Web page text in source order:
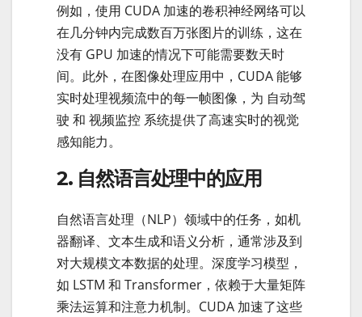
例如，使用 CUDA 加速的卷积神经网络可以
在几分钟内完成数百万张图片的训练，这在
没有 GPU 加速的情况下可能需要数天时
间。此外，在图像处理应用中，CUDA 能够
实时处理视频流中的每一帧图像，为 自动驾
驶 和 视频监控 系统提供了高速实时的视觉
感知能力。
2. 自然语言处理中的应用
自然语言处理（NLP）领域中的任务，如机
器翻译、文本生成和语义分析，通常涉及到
对大规模文本数据的处理。深度学习模型，
如 LSTM 和 Transformer，依赖于大量矩阵
乘法运算和注意力机制。CUDA 加速了这些